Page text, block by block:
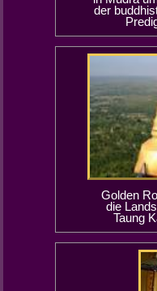
der
Golden
die
Taung